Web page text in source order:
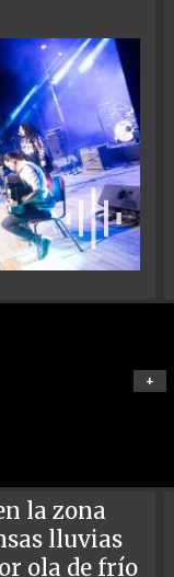
+
la zona
lluvias
ola de frío